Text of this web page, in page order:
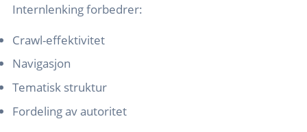
Internlenking forbedrer:
Crawl-effektivitet
Navigasjon
Tematisk struktur
Fordeling av autoritet